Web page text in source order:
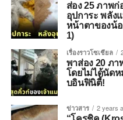
ส่อง 25 ภาพ
อุปการะ พลัง
หน้าตาของน้อ
1)
เรื่องราวโซเชียล
พาส่อง 20 ภา
โดยไม่ได้นัดห
บอินฟินิตี้!
ข่าวสาร 2 years